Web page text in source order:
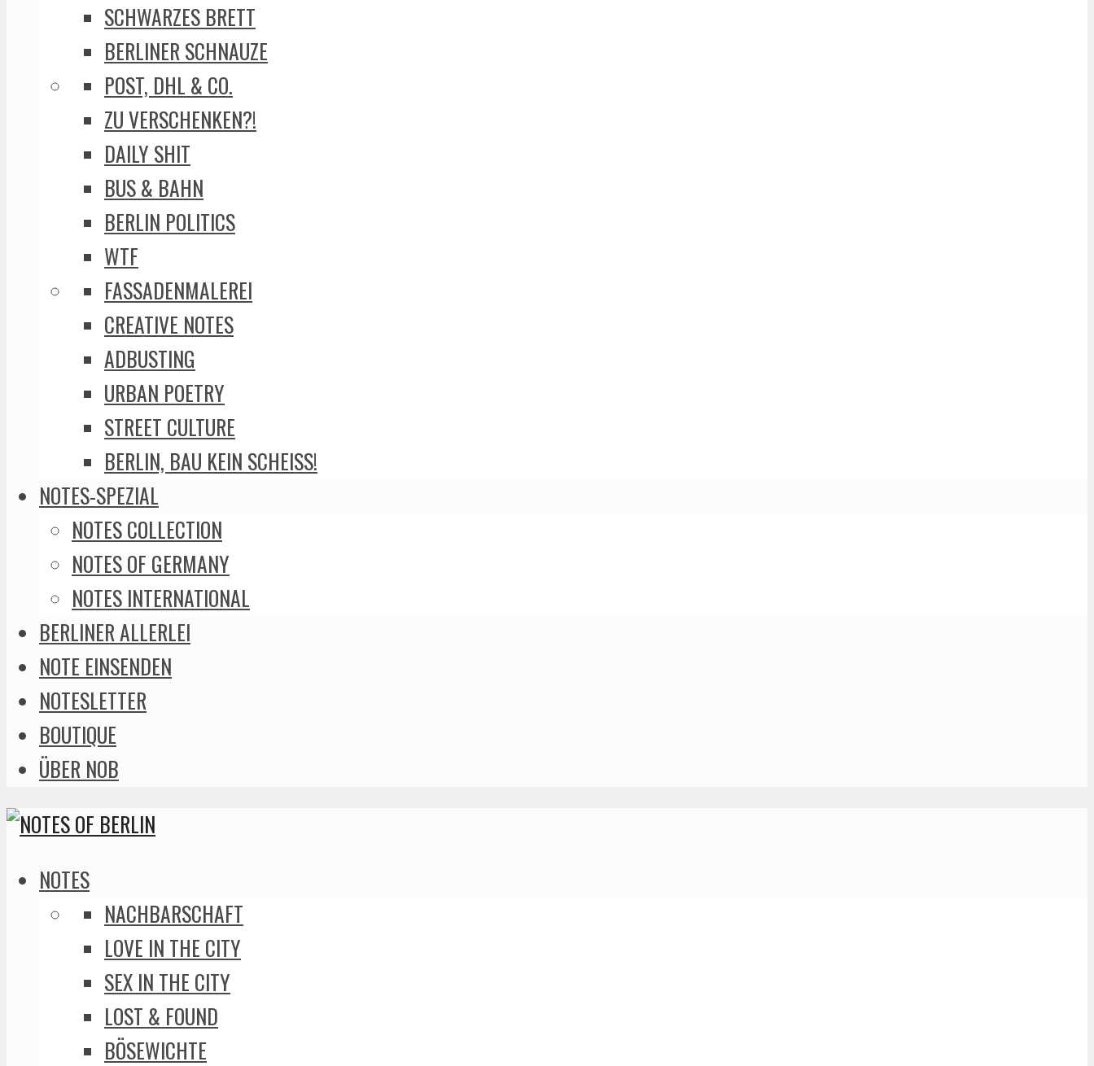
SCHWARZES BRETT
BERLINER SCHNAUZE
POST, DHL & CO.
ZU VERSCHENKEN?!
DAILY SHIT
BUS & BAHN
BERLIN POLITICS
WTF
FASSADENMALEREI
CREATIVE NOTES
ADBUSTING
URBAN POETRY
STREET CULTURE
BERLIN, BAU KEIN SCHEISS!
NOTES-SPEZIAL
NOTES COLLECTION
NOTES OF GERMANY
NOTES INTERNATIONAL
BERLINER ALLERLEI
NOTE EINSENDEN
NOTESLETTER
BOUTIQUE
ÜBER NOB
NOTES
NACHBARSCHAFT
LOVE IN THE CITY
SEX IN THE CITY
LOST & FOUND
BÖSEWICHTE